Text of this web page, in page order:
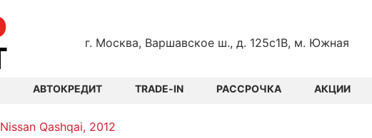
г. Москва, Варшавское ш., д. 125с1В, м. Южная
АВТОКРЕДИТ TRADE-IN РАССРОЧКА АКЦИИ
Nissan Qashqai, 2012